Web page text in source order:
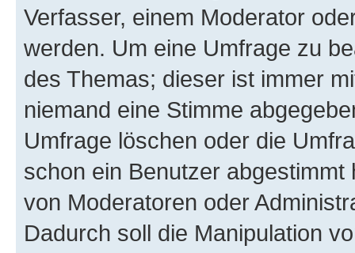
Verfasser, einem Moderator
werden. Um eine Umfrage zu
des Themas; dieser ist immer
niemand eine Stimme
Umfrage löschen oder die
schon ein Benutzer
von Moderatoren oder
Dadurch soll die Manipulation